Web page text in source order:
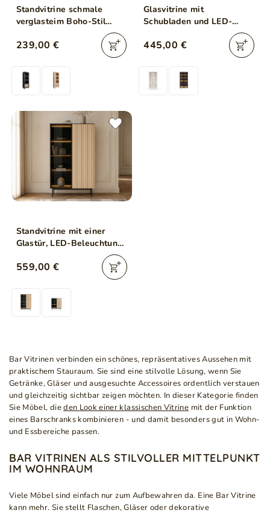
Standvitrine schmale
verglasteim Boho-Stil
239,00 €
Glasvitrine mit
Schubladen und LED-
Kaschmir
445,00 €
Standvitrine mit einer
Glastür, LED-Beleuchtung
und Schublade für das
Wohnzimmer Auroé Eiche
559,00 €
Bar Vitrinen verbinden ein schönes, repräsentatives Aussehen mit
praktischem Stauraum. Sie sind eine stilvolle Lösung, wenn Sie
Getränke, Gläser und ausgesuchte Accessoires ordentlich verstauen
und gleichzeitig sichtbar zeigen möchten. In dieser Kategorie finden
Sie Möbel, dieden Look einer klassischen Vitrine mit der Funktion
eines Barschranks kombinieren - und damit besonders gut in Wohn-
und Essbereiche passen.
BAR VITRINEN ALS STILVOLLER MITTELPUNKT
IM WOHNRAUM
Viele Möbel sind einfach nur zum Aufbewahren da. Eine Bar Vitrine
kann mehr. Sie stellt Flaschen, Gläser oder dekorative